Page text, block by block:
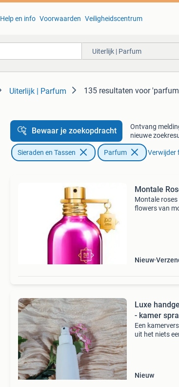
Help en info Voorwaarden Veiligheidscentrum
Uiterlijk | Parfum
Uiterlijk | Parfum 135 resultaten voor
Bewaar je zoekopdracht
Ontvang
nieuwe
Sieraden en Tassen Parfum Verwijder
Montale
Montale
flowers van
Nieuw
Luxe
- kamer
Een
uit het niets
Nieuw